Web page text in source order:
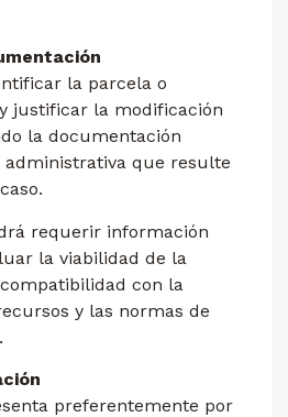
la parcela o
justificar la modificación
la documentación
administrativa que resulte
requerir información
la viabilidad de la
con la
y las normas de
preferentemente por